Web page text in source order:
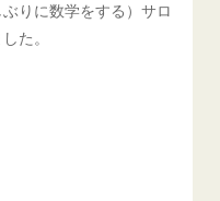
りに数学をする）サロ
た。